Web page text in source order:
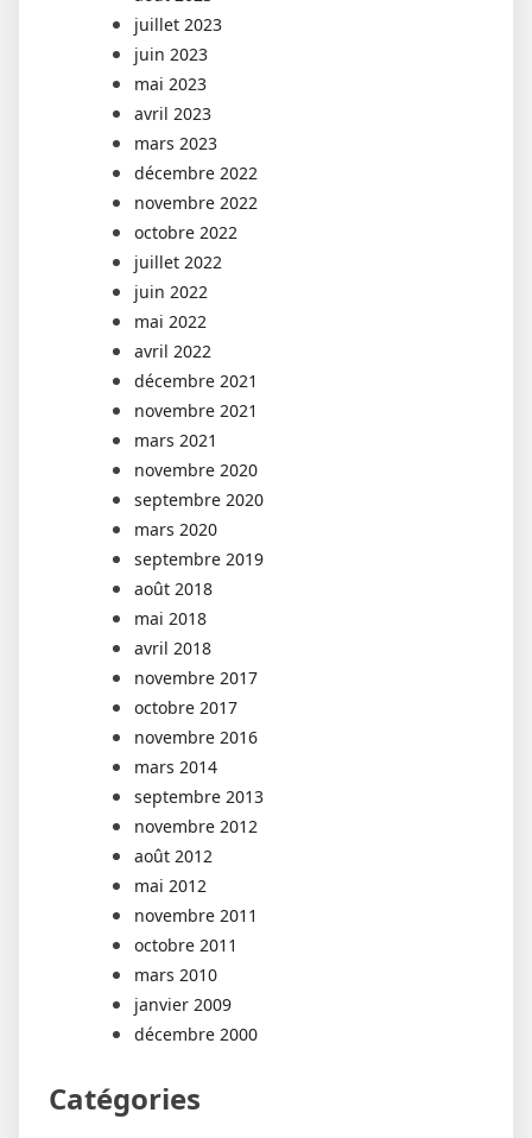
juillet 2023
juin 2023
mai 2023
avril 2023
mars 2023
décembre 2022
novembre 2022
octobre 2022
juillet 2022
juin 2022
mai 2022
avril 2022
décembre 2021
novembre 2021
mars 2021
novembre 2020
septembre 2020
mars 2020
septembre 2019
août 2018
mai 2018
avril 2018
novembre 2017
octobre 2017
novembre 2016
mars 2014
septembre 2013
novembre 2012
août 2012
mai 2012
novembre 2011
octobre 2011
mars 2010
janvier 2009
décembre 2000
Catégories